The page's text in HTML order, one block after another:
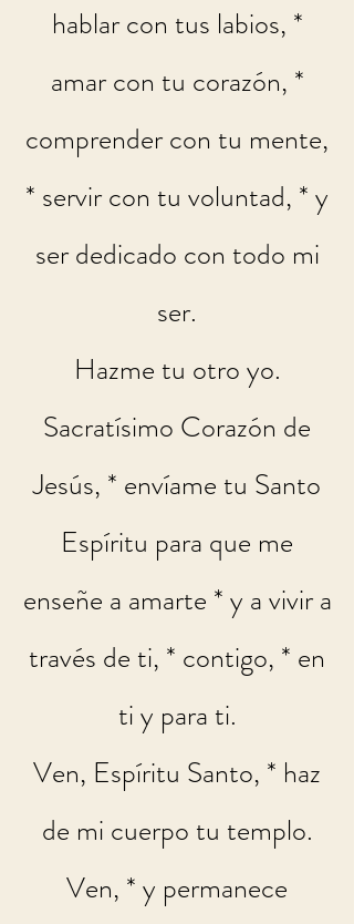
hablar con tus labios, *
amar con tu corazón, *
comprender con tu mente,
* servir con tu voluntad, * y
ser dedicado con todo mi
ser.
Hazme tu otro yo.
Sacratísimo Corazón de
Jesús, * envíame tu Santo
Espíritu para que me
enseñe a amarte * y a vivir a
través de ti, * contigo, * en
ti y para ti.
Ven, Espíritu Santo, * haz
de mi cuerpo tu templo.
Ven, * y permanece